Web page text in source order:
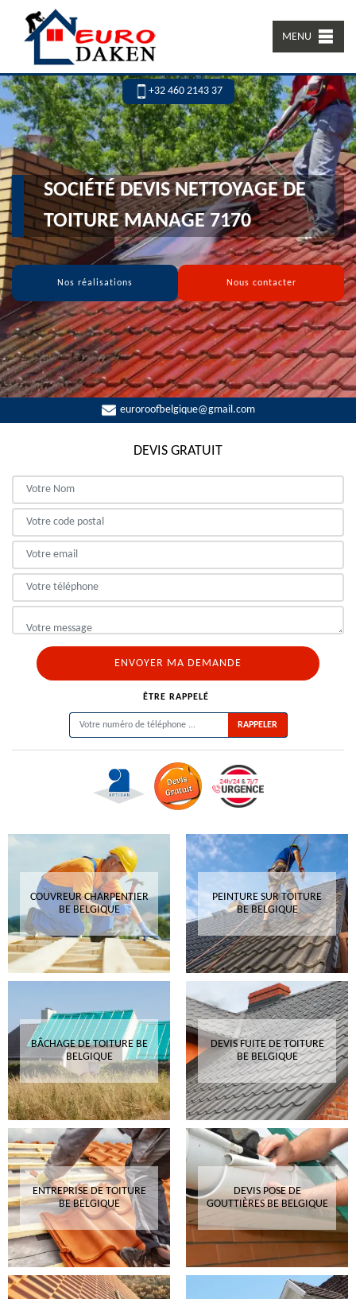
MENU
+32 460 2143 37
SOCIÉTÉ DEVIS NETTOYAGE DE
TOITURE MANAGE 7170
Nos réalisations Nous contacter
euroroofbelgique@gmail.com
DEVIS GRATUIT
ÊTRE RAPPELÉ
COUVREUR CHARPENTIER
BE BELGIQUE
PEINTURE SUR TOITURE
BE BELGIQUE
BÂCHAGE DE TOITURE BE
BELGIQUE
DEVIS FUITE DE TOITURE
BE BELGIQUE
ENTREPRISE DE TOITURE
BE BELGIQUE
DEVIS POSE DE
GOUTTIÈRES BE BELGIQUE